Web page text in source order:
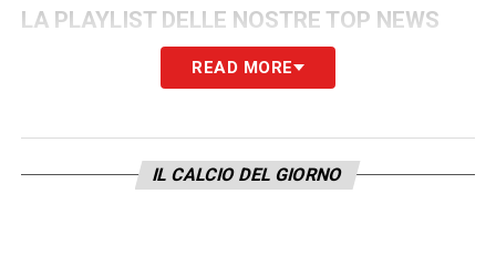
LA PLAYLIST DELLE NOSTRE TOP NEWS
READ MORE
IL CALCIO DEL GIORNO